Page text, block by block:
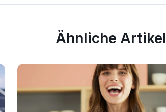
Ähnliche Artikel